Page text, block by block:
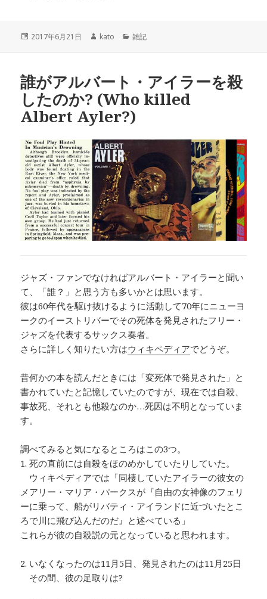
投
2017年6月21日
作
kato
カ
ー
雑記
誰がアルバート・アイラーを殺
したのか? (Who killed
Albert Ayler?)
ジャズ・ファンでなければアルバート・アイラーと聞い
て、「誰？」と思う方も多いかとは思います。
彼は60年代を駆け抜けるように活動して70年にニューヨ
ークのイーストリバーでその死体を発見されたフリー・
ジャズを代表するサックス奏者。
さらに詳しく知りたい方はウィキペディアでどうぞ。
昔何かの本を読んだときには「変死体で発見された」と
書かれていたと記憶していたのですが、現在では自殺、
事故死、それとも他殺なのか…死因は不明となっていま
す。
調べてみると気になるところはこの3つ。
1. 死の直前には自殺をほのめかしていたりしていた。
ウィキペディアでは「同棲していたアイラーの彼女の
メアリー・マリア・パークスが『自由の女神像のフェリ
ーに乗って、船がリバティ・アイランドに近づいたとこ
ろで川に飛び込んだのだ』と述べている」
これらが彼の自殺説の元となっていると思われます。
2. いなくなったのは11月5日、発見されたのは11月25日
その間、彼の足取りは?